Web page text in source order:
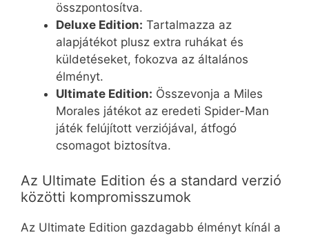
összpontosítva.
Deluxe Edition: Tartalmazza az
alapjátékot plusz extra ruhákat és
küldetéseket, fokozva az általános
élményt.
Ultimate Edition: Összevonja a Miles
Morales játékot az eredeti Spider-Man
játék felújított verziójával, átfogó
csomagot biztosítva.
Az Ultimate Edition és a standard verzió
közötti kompromisszumok
Az Ultimate Edition gazdagabb élményt kínál a